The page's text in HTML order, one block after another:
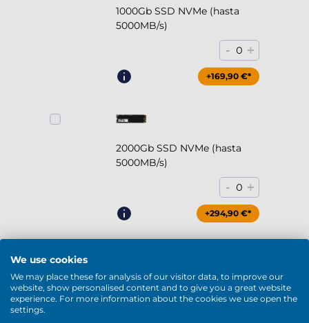
1000Gb SSD NVMe (hasta
5000MB/s)
- 0 +
+169,90 €*
2000Gb SSD NVMe (hasta
5000MB/s)
- 0 +
+294,90 €*
2000Gb HDD 7200rpm (3.5'')
We use cookies
We may place these for analysis of our visitor data, to improve our
website, show personalised content and to give you a great website
experience. For more information about the cookies we use open the
settings.